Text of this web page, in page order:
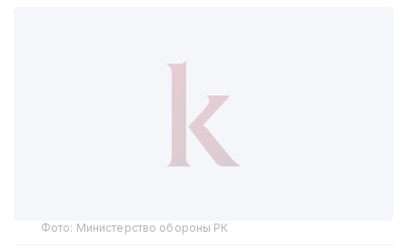
Фото: Министерство обороны РК